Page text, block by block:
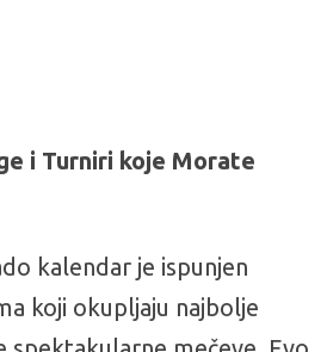
i Turniri koje Morate
kalendar je ispunjen
koji okupljaju najbolje